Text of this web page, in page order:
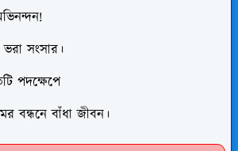
সংসার।
পদক্ষেপে
বন্ধনে বাঁধা জীবন।